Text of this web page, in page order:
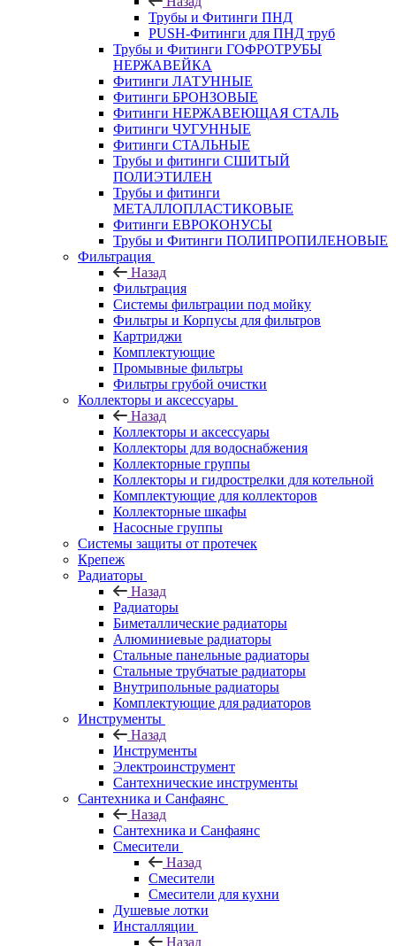
Трубы и Фитинги ПНД
PUSH-Фитинги для ПНД труб
Трубы и Фитинги ГОФРОТРУБЫ
НЕРЖАВЕЙКА
Фитинги ЛАТУННЫЕ
Фитинги БРОНЗОВЫЕ
Фитинги НЕРЖАВЕЮЩАЯ СТАЛЬ
Фитинги ЧУГУННЫЕ
Фитинги СТАЛЬНЫЕ
Трубы и фитинги СШИТЫЙ
ПОЛИЭТИЛЕН
Трубы и фитинги
МЕТАЛЛОПЛАСТИКОВЫЕ
Фитинги ЕВРОКОНУСЫ
Трубы и Фитинги ПОЛИПРОПИЛЕНОВЫЕ
Фильтрация
Назад
Фильтрация
Системы фильтрации под мойку
Фильтры и Корпусы для фильтров
Картриджи
Комплектующие
Промывные фильтры
Фильтры грубой очистки
Коллекторы и аксессуары
Назад
Коллекторы и аксессуары
Коллекторы для водоснабжения
Коллекторные группы
Коллекторы и гидрострелки для котельной
Комплектующие для коллекторов
Коллекторные шкафы
Насосные группы
Системы защиты от протечек
Крепеж
Радиаторы
Назад
Радиаторы
Биметаллические радиаторы
Алюминиевые радиаторы
Стальные панельные радиаторы
Стальные трубчатые радиаторы
Внутрипольные радиаторы
Комплектующие для радиаторов
Инструменты
Назад
Инструменты
Электроинструмент
Сантехнические инструменты
Сантехника и Санфаянс
Назад
Сантехника и Санфаянс
Смесители
Назад
Смесители
Смесители для кухни
Душевые лотки
Инсталляции
Назад